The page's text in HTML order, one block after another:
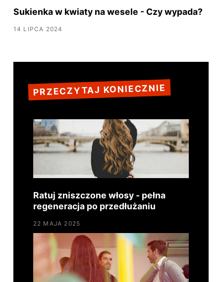
Sukienka w kwiaty na wesele - Czy wypada?
14 LIPCA 2024
PRZECZYTAJ KONIECZNIE
Ratuj zniszczone włosy - pełna
regeneracja po przedłużaniu
22 MAJA 2025